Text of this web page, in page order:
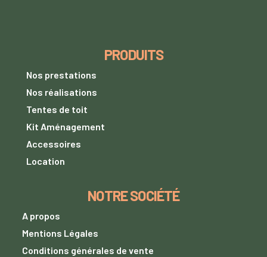
PRODUITS
Nos prestations
Nos réalisations
Tentes de toit
Kit Aménagement
Accessoires
Location
NOTRE SOCIÉTÉ
A propos
Mentions Légales
Conditions générales de vente